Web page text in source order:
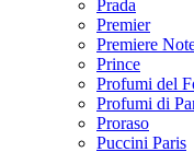
Prada
Premier
Premiere
Prince
Profumi del
Profumi di
Proraso
Puccini Paris